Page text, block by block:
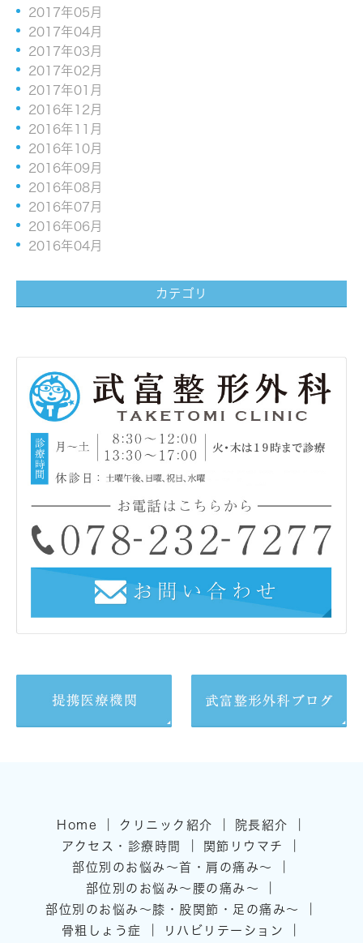
2017年05月
2017年04月
2017年03月
2017年02月
2017年01月
2016年12月
2016年11月
2016年10月
2016年09月
2016年08月
2016年07月
2016年06月
2016年04月
カテゴリ
Home クリニック紹介 院長紹介
アクセス・診療時間 関節リウマチ
部位別のお悩み～首・肩の痛み～
部位別のお悩み～腰の痛み～
部位別のお悩み～膝・股関節・足の痛み～
骨粗しょう症 リハビリテーション